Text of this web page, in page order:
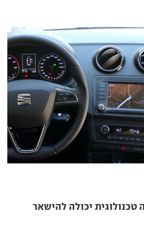
טכנולוגית יכולה להישאר